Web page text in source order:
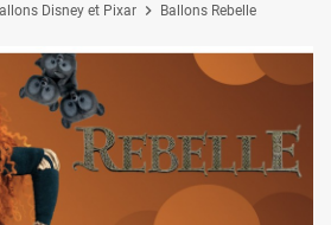
Disney et Pixar chevron_right Ballons Rebelle